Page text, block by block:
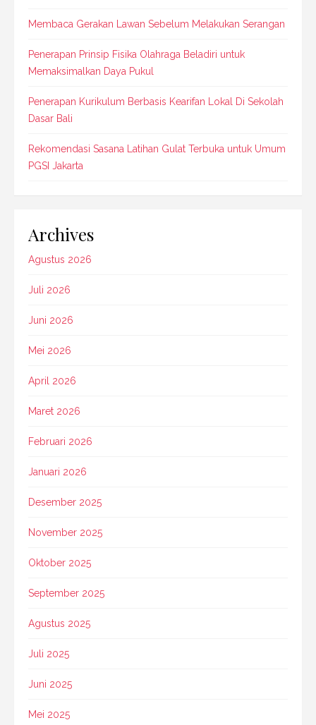
Membaca Gerakan Lawan Sebelum Melakukan Serangan
Penerapan Prinsip Fisika Olahraga Beladiri untuk
Memaksimalkan Daya Pukul
Penerapan Kurikulum Berbasis Kearifan Lokal Di Sekolah
Dasar Bali
Rekomendasi Sasana Latihan Gulat Terbuka untuk Umum
PGSI Jakarta
Archives
Agustus 2026
Juli 2026
Juni 2026
Mei 2026
April 2026
Maret 2026
Februari 2026
Januari 2026
Desember 2025
November 2025
Oktober 2025
September 2025
Agustus 2025
Juli 2025
Juni 2025
Mei 2025